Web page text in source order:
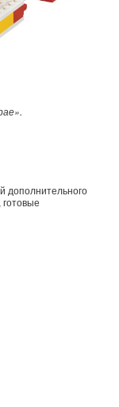
дополнительного